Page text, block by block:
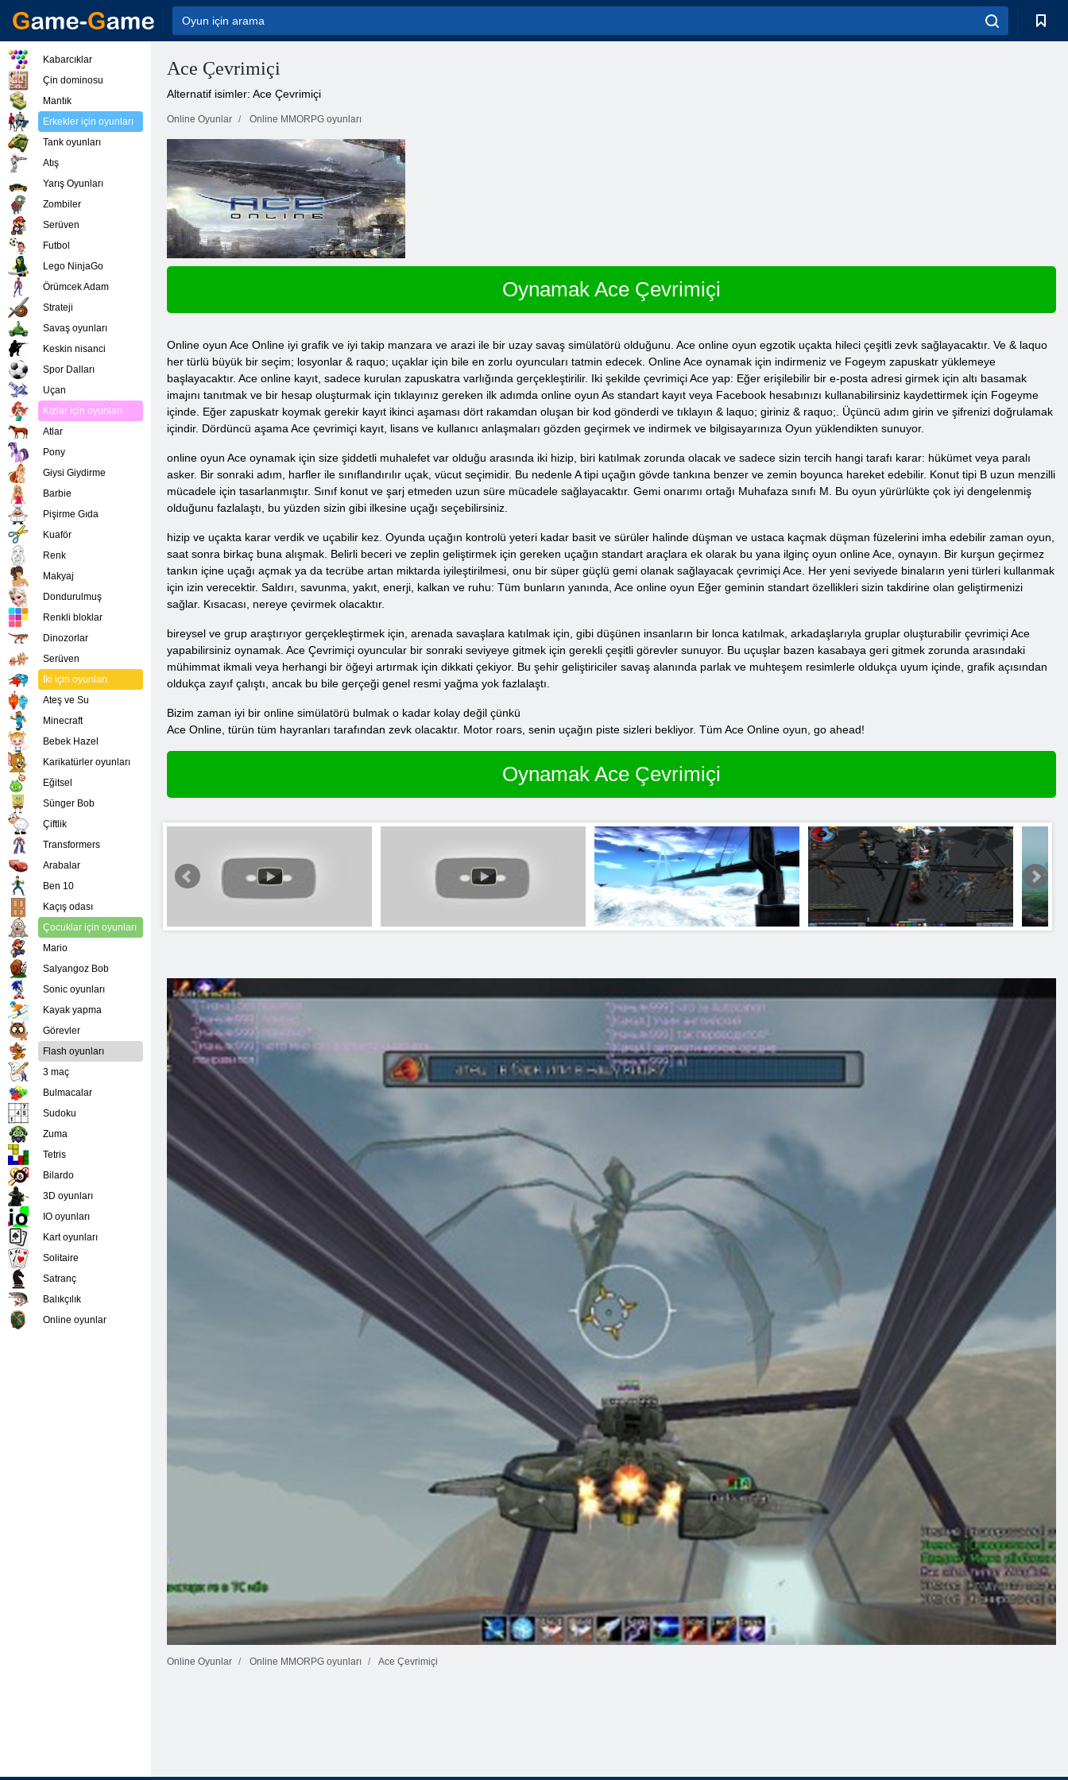
Ace Çevrimiçi
Alternatif isimler: Ace Çevrimiçi
Online Oyunlar Online MMORPG oyunları
Oynamak Ace Çevrimiçi
Online oyun Ace Online iyi grafik ve iyi takip manzara ve arazi ile bir uzay savaş simülatörü olduğunu. Ace online oyun egzotik uçakta hileci çeşitli zevk sağlayacaktır. Ve & laquo
her türlü büyük bir seçim; losyonlar & raquo; uçaklar için bile en zorlu oyuncuları tatmin edecek. Online Ace oynamak için indirmeniz ve Fogeym zapuskatr yüklemeye
başlayacaktır. Ace online kayıt, sadece kurulan zapuskatra varlığında gerçekleştirilir. Iki şekilde çevrimiçi Ace yap: Eğer erişilebilir bir e-posta adresi girmek için altı basamak
imajını tanıtmak ve bir hesap oluşturmak için tıklayınız gereken ilk adımda online oyun As standart kayıt veya Facebook hesabınızı kullanabilirsiniz kaydettirmek için Fogeyme
içinde. Eğer zapuskatr koymak gerekir kayıt ikinci aşaması dört rakamdan oluşan bir kod gönderdi ve tıklayın & laquo; giriniz & raquo;. Üçüncü adım girin ve şifrenizi doğrulamak
içindir. Dördüncü aşama Ace çevrimiçi kayıt, lisans ve kullanıcı anlaşmaları gözden geçirmek ve indirmek ve bilgisayarınıza Oyun yüklendikten sunuyor.
online oyun Ace oynamak için size şiddetli muhalefet var olduğu arasında iki hizip, biri katılmak zorunda olacak ve sadece sizin tercih hangi tarafı karar: hükümet veya paralı
asker. Bir sonraki adım, harfler ile sınıflandırılır uçak, vücut seçimidir. Bu nedenle A tipi uçağın gövde tankına benzer ve zemin boyunca hareket edebilir. Konut tipi B uzun menzilli
mücadele için tasarlanmıştır. Sınıf konut ve şarj etmeden uzun süre mücadele sağlayacaktır. Gemi onarımı ortağı Muhafaza sınıfı M. Bu oyun yürürlükte çok iyi dengelenmiş
olduğunu fazlalaştı, bu yüzden sizin gibi ilkesine uçağı seçebilirsiniz.
hizip ve uçakta karar verdik ve uçabilir kez. Oyunda uçağın kontrolü yeteri kadar basit ve sürüler halinde düşman ve ustaca kaçmak düşman füzelerini imha edebilir zaman oyun,
saat sonra birkaç buna alışmak. Belirli beceri ve zeplin geliştirmek için gereken uçağın standart araçlara ek olarak bu yana ilginç oyun online Ace, oynayın. Bir kurşun geçirmez
tankın içine uçağı açmak ya da tecrübe artan miktarda iyileştirilmesi, onu bir süper güçlü gemi olanak sağlayacak çevrimiçi Ace. Her yeni seviyede binaların yeni türleri kullanmak
için izin verecektir. Saldırı, savunma, yakıt, enerji, kalkan ve ruhu: Tüm bunların yanında, Ace online oyun Eğer geminin standart özellikleri sizin takdirine olan geliştirmenizi
sağlar. Kısacası, nereye çevirmek olacaktır.
bireysel ve grup araştırıyor gerçekleştirmek için, arenada savaşlara katılmak için, gibi düşünen insanların bir lonca katılmak, arkadaşlarıyla gruplar oluşturabilir çevrimiçi Ace
yapabilirsiniz oynamak. Ace Çevrimiçi oyuncular bir sonraki seviyeye gitmek için gerekli çeşitli görevler sunuyor. Bu uçuşlar bazen kasabaya geri gitmek zorunda arasındaki
mühimmat ikmali veya herhangi bir öğeyi artırmak için dikkati çekiyor. Bu şehir geliştiriciler savaş alanında parlak ve muhteşem resimlerle oldukça uyum içinde, grafik açısından
oldukça zayıf çalıştı, ancak bu bile gerçeği genel resmi yağma yok fazlalaştı.
Bizim zaman iyi bir online simülatörü bulmak o kadar kolay değil çünkü
Ace Online, türün tüm hayranları tarafından zevk olacaktır. Motor roars, senin uçağın piste sizleri bekliyor. Tüm Ace Online oyun, go ahead!
Oynamak Ace Çevrimiçi
Online Oyunlar Online MMORPG oyunları Ace Çevrimiçi
Kabarcıklar
Çin dominosu
Mantık
Erkekler için oyunları
Tank oyunları
Atış
Yarış Oyunları
Zombiler
Serüven
Futbol
Lego NinjaGo
Örümcek Adam
Strateji
Savaş oyunları
Keskin nisanci
Spor Dalları
Uçan
Kızlar için oyunları
Atlar
Pony
Giysi Giydirme
Barbie
Pişirme Gıda
Kuaför
Renk
Makyaj
Dondurulmuş
Renkli bloklar
Dinozorlar
Serüven
İki için oyunları
Ateş ve Su
Minecraft
Bebek Hazel
Karikatürler oyunları
Eğitsel
Sünger Bob
Çiftlik
Transformers
Arabalar
Ben 10
Kaçış odası
Çocuklar için oyunları
Mario
Salyangoz Bob
Sonic oyunları
Kayak yapma
Görevler
Flash oyunları
3 maç
Bulmacalar
Sudoku
Zuma
Tetris
Bilardo
3D oyunları
IO oyunları
Kart oyunları
Solitaire
Satranç
Balıkçılık
Online oyunlar